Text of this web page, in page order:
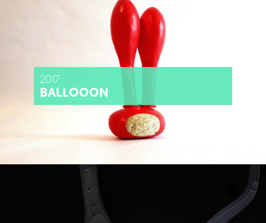
2017
BALLOOON